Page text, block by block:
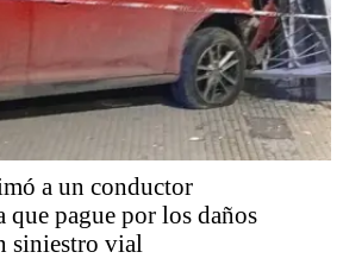
a un conductor
que pague por los daños
siniestro vial